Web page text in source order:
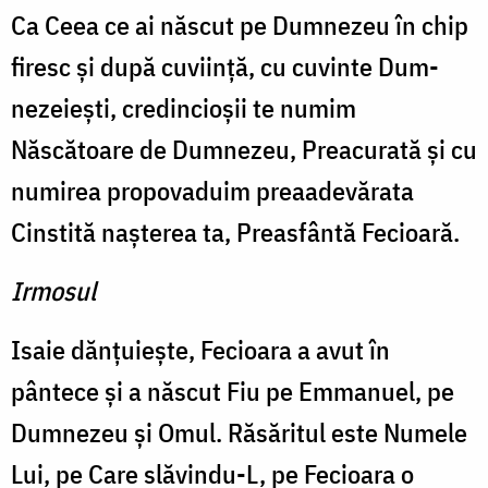
Ca Ceea ce ai născut pe Dumnezeu în chip
firesc şi după cuviinţă, cu cuvinte Dum­
nezeieşti, credincioşii te numim
Născătoare de Dumnezeu, Preacurată şi cu
numirea propovaduim preaadevărata
Cinstită naşterea ta, Preasfântă Fecioară.
Irmosul
Isaie dănţuieşte, Fecioara a avut în
pântece şi a născut Fiu pe Emmanuel, pe
Dumnezeu şi Omul. Răsăritul este Numele
Lui, pe Care slăvindu-L, pe Fecioara o